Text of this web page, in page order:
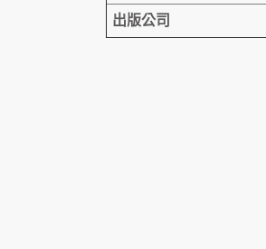
出版公司